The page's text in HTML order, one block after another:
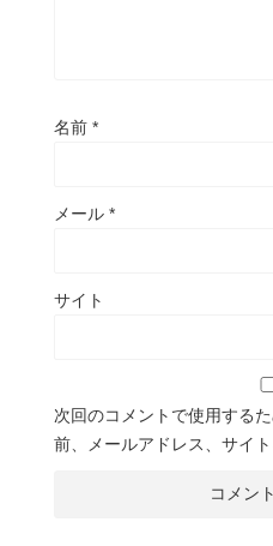
名前 *
メール *
サイト
次回のコメントで使用する
前、メールアドレス、サイト